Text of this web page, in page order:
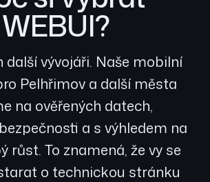
WEBUI?
další vývojáři. Naše mobilní
Pelhřimov a další města
na ověřených datech,
a s výhledem na
růst. To znamená, že vy se
o technickou stránku